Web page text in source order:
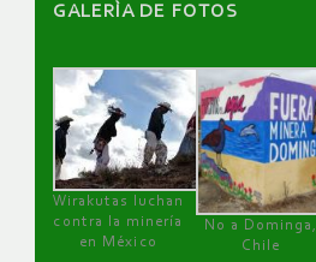
GALERÌA DE FOTOS
Wirakutas luchan
contra la minería
en México
No a Dominga,
Chile